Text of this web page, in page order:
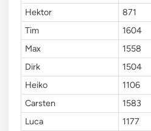
Hektor
871
Tim
1604
Max
1558
Dirk
1504
Heiko
1106
Carsten
1583
Luca
1177